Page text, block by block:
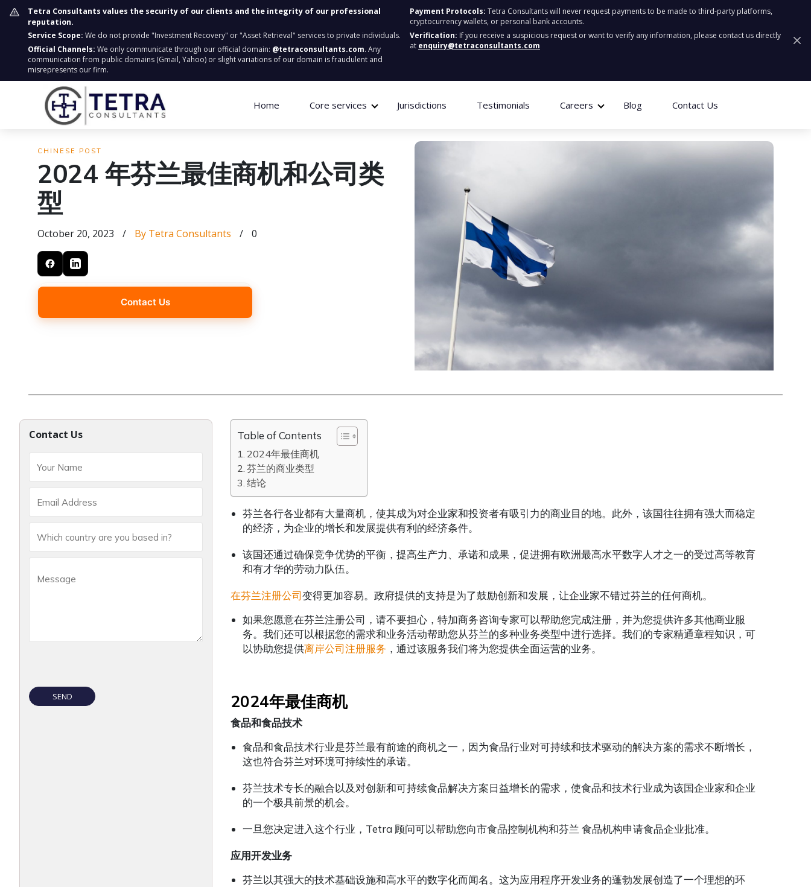
Tetra Consultants values the security of our clients and the integrity of our professional
reputation.
Service Scope: We do not provide "Investment Recovery" or "Asset Retrieval" services to private individuals.
Official Channels: We only communicate through our official domain: @tetraconsultants.com. Any
communication from public domains (Gmail, Yahoo) or slight variations of our domain is fraudulent and
misrepresents our firm.
Payment Protocols: Tetra Consultants will never request payments to be made to third-party platforms,
cryptocurrency wallets, or personal bank accounts.
Verification: If you receive a suspicious request or want to verify any information, please contact us directly
at enquiry@tetraconsultants.com
Home Core services Jurisdictions Testimonials Careers Blog Contact Us
CHINESE POST
2024 年芬兰最佳商机和公司类
型
October 20, 2023 / By Tetra Consultants / 0
Contact Us
Contact Us Table of Contents
2024年最佳商机
芬兰的商业类型
结论
芬兰各行各业都有大量商机，使其成为对企业家和投资者有吸引力的商业目的地。此外，该国往往拥有强大而稳定
的经济，为企业的增长和发展提供有利的经济条件。
该国还通过确保竞争优势的平衡，提高生产力、承诺和成果，促进拥有欧洲最高水平数字人才之一的受过高等教育
和有才华的劳动力队伍。
在芬兰注册公司变得更加容易。政府提供的支持是为了鼓励创新和发展，让企业家不错过芬兰的任何商机。
如果您愿意在芬兰注册公司，请不要担心，特加商务咨询专家可以帮助您完成注册，并为您提供许多其他商业服
务。我们还可以根据您的需求和业务活动帮助您从芬兰的多种业务类型中进行选择。我们的专家精通章程知识，可
以协助您提供离岸公司注册服务 ，通过该服务我们将为您提供全面运营的业务。
2024年最佳商机
食品和食品技术
食品和食品技术行业是芬兰最有前途的商机之一，因为食品行业对可持续和技术驱动的解决方案的需求不断增长，
这也符合芬兰对环境可持续性的承诺。
芬兰技术专长的融合以及对创新和可持续食品解决方案日益增长的需求，使食品和技术行业成为该国企业家和企业
的一个极具前景的机会。
一旦您决定进入这个行业，Tetra 顾问可以帮助您向市食品控制机构和芬兰 食品机构申请食品企业批准。
应用开发业务
芬兰以其强大的技术基础设施和高水平的数字化而闻名。这为应用程序开发业务的蓬勃发展创造了一个理想的环